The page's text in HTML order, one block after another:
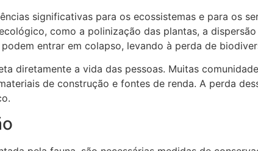
significativas para os ecossistemas e para os
como a polinização das plantas, a
entrar em colapso, levando à perda de
diretamente a vida das pessoas. Muitas
de construção e fontes de renda. A perda